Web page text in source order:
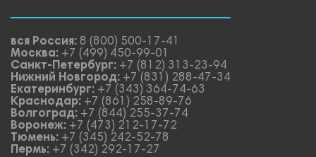
вся Россия: 8 (800) 500-17-41
Москва: +7 (499) 450-99-01
Санкт-Петербург: +7 (812) 313-23-94
Нижний Новгород: +7 (831) 288-47-34
Екатеринбург: +7 (343) 364-74-63
Краснодар: +7 (861) 258-89-76
Волгоград: +7 (844) 255-37-74
Воронеж: +7 (473) 212-17-72
Тюмень: +7 (345) 242-52-78
Пермь: +7 (342) 292-17-27